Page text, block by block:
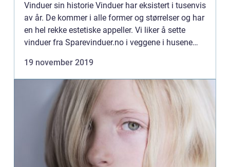
Vinduer sin historie Vinduer har eksistert i tusenvis
av år. De kommer i alle former og størrelser og har
en hel rekke estetiske appeller. Vi liker å sette
vinduer fra Sparevinduer.no i veggene i husene
19 november 2019